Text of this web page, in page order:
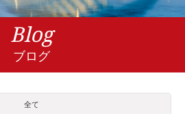
Blog
ブログ
全て